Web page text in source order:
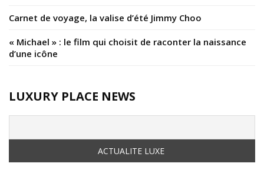
Carnet de voyage, la valise d’été Jimmy Choo
« Michael » : le film qui choisit de raconter la naissance
d’une icône
LUXURY PLACE NEWS